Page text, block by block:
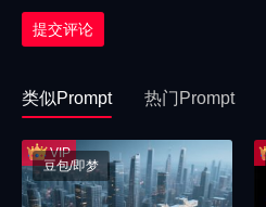
提交评论
类似Prompt 热门Prompt
豆包/即梦